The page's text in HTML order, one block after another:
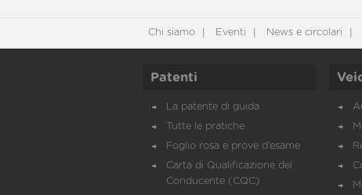
Chi siamo Eventi News e circolari
Patenti
La patente di guida
Tutte le pratiche
Foglio rosa e prove d’esame
Carta di Qualificazione del
Conducente (CQC)